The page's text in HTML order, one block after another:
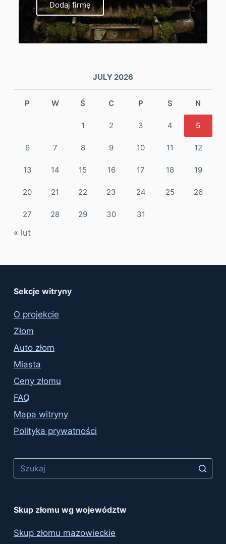
Dodaj firmę
JULY 2026
P W Ś C P S N
1 2 3 4 5
6 7 8 9 10 11 12
13 14 15 16 17 18 19
20 21 22 23 24 25 26
27 28 29 30 31
« lut
Sekcje witryny
O projekcie
Złom
Auto złom
Miasta
Ceny złomu
FAQ
Mapa witryny
Polityka prywatności
Skup złomu wg województw
Skup złomu mazowieckie